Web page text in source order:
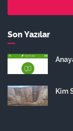
Son Yazılar
Kim